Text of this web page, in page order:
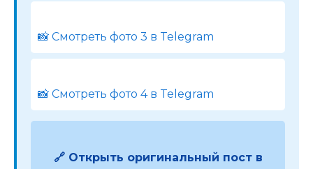
📸 Смотреть фото 3 в Telegram
📸 Смотреть фото 4 в Telegram
🔗 Открыть оригинальный пост в